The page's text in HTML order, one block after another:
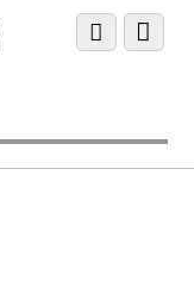
Menu
Scroll
down